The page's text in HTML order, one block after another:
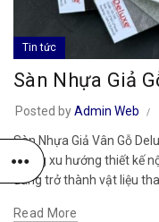
Tin tức
Sàn Nhựa Giả
Posted byAdmin Web
Sàn Nhựa Giả Vân Gỗ
Trong xu hướng thiết kế
đang trở thành vật liệu
Read More